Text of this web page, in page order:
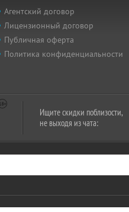
Агентский договор
Лицензионный договор
Публичная оферта
Политика конфиденциальности
Ищите скидки поблизости,
не выходя из чата: